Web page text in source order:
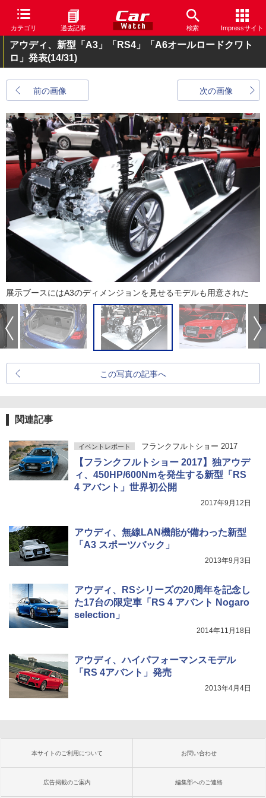
カテゴリ 過去記事 検索 Impressサイト
アウディ、新型「A3」「RS4」「A6オールロードクワト
ロ」発表(14/31)
前の画像 次の画像
展示ブースにはA3のディメンジョンを見せるモデルも用意された
この写真の記事へ
関連記事
イベントレポート フランクフルトショー 2017
【フランクフルトショー 2017】独アウデ
ィ、450HP/600Nmを発生する新型「RS
4 アバント」世界初公開
2017年9月12日
アウディ、無線LAN機能が備わった新型
「A3 スポーツバック」
2013年9月3日
アウディ、RSシリーズの20周年を記念し
た17台の限定車「RS 4 アバント Nogaro
selection」
2014年11月18日
アウディ、ハイパフォーマンスモデル
「RS 4アバント」発売
2013年4月4日
本サイトのご利用について お問い合わせ
広告掲載のご案内 編集部へのご連絡